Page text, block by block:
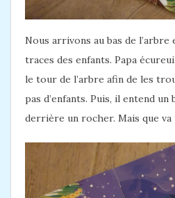
Nous arrivons au bas de
traces des enfants. Papa
le tour de l’arbre afin de les
pas d’enfants. Puis, il entend
derrière un rocher. Mais que